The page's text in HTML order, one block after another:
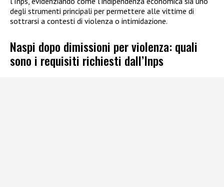
degli strumenti principali per permettere alle vittime di
sottrarsi a contesti di violenza o intimidazione.
Naspi dopo dimissioni per violenza: quali
sono i requisiti richiesti dall’Inps